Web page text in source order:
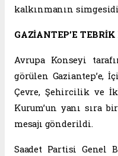
kalkınmanın
GAZİANTEP’E
Avrupa Konseyi
görülen Gaziantep’e,
Çevre, Şehircilik ve
Kurum’un yanı sıra
mesajı gönderildi.
Saadet Partisi Genel